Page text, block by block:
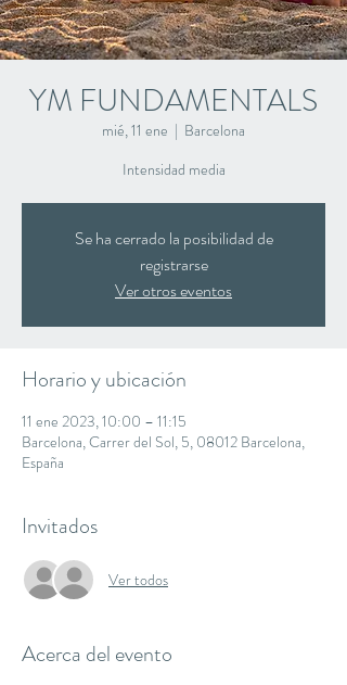
YM FUNDAMENTALS
mié, 11 ene
  |
Barcelona
Intensidad media
Se ha cerrado la posibilidad de
registrarse
Ver otros eventos
Horario y ubicación
11 ene 2023, 10:00 – 11:15
Barcelona, Carrer del Sol, 5, 08012 Barcelona,
España
Invitados
Ver todos
Acerca del evento